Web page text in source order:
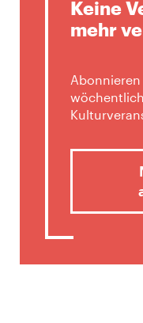
Keine
mehr
Abonnieren